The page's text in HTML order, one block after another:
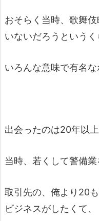
おそらく当時、歌舞
いないだろうというく
いろんな意味で有名な
出会ったのは20年以上
当時、若くして警備業
取引先の、俺より20
ビジネスがしたくて、